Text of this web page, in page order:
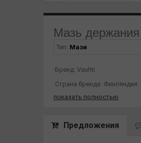
Мазь
Тип: Мази
Бренд: Vauhti
Страна бренда: Финляндия
Страна-производитель:
Мазь держания VAUHTI PURE
показать полностью
Предложения